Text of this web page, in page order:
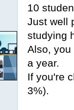
10
Just well
studying
Also, you
a year.
If you're
3%).